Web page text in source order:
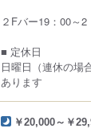
２Fバー19：00～2
■ 定休日
日曜日（連休の場
あります
￥20,000～￥